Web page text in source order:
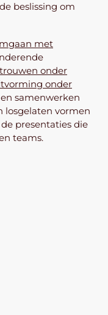
beslissing om
met
onder
onder
samenwerken
losgelaten vormen
presentaties die
teams.